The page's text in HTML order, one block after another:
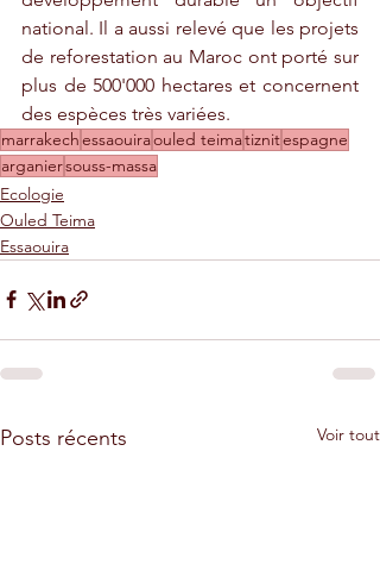
national. Il a aussi relevé que les projets
de reforestation au Maroc ont porté sur
plus de 500'000 hectares et concernent
des espèces très variées.
marrakechessaouiraouled teimatiznitespagne
arganiersouss-massa
Ecologie
Ouled Teima
Essaouira
Posts récents Voir tout